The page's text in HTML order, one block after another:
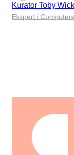
Kurator Toby
Ekspert i